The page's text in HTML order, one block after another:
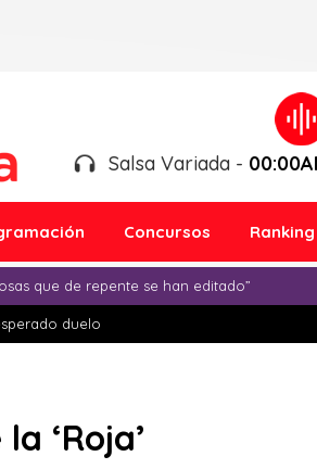
Salsa Variada -
Concursos
que de repente se han editado”
duelo
‘Roja’